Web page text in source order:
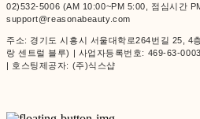
02)532-5006 (AM 10:00~PM 5:00, 점심시간
support@reasonabeauty.com
주소: 경기도 시흥시 서울대학로264번길 25, 4
랑 센트럴 블루) | 사업자등록번호: 469-63-
| 호스팅제공자: (주)식스샵